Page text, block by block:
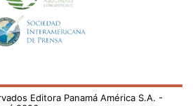
Editora Panamá América S.A. -